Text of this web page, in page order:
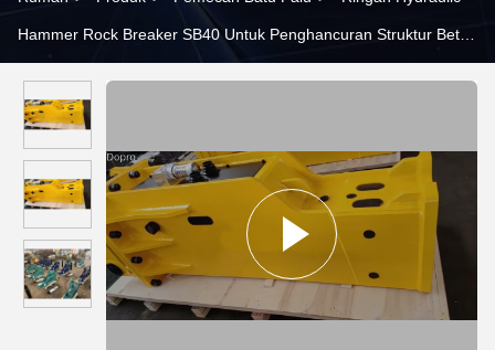
Hammer Rock Breaker SB40 Untuk Penghancuran Struktur Beton